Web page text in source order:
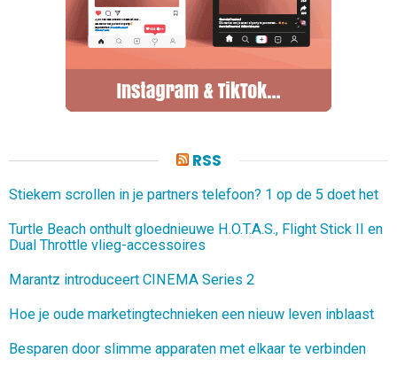
RSS
Stiekem scrollen in je partners telefoon? 1 op de 5 doet het
Turtle Beach onthult gloednieuwe H.O.T.A.S., Flight Stick II en
Dual Throttle vlieg-accessoires
Marantz introduceert CINEMA Series 2
Hoe je oude marketingtechnieken een nieuw leven inblaast
Besparen door slimme apparaten met elkaar te verbinden